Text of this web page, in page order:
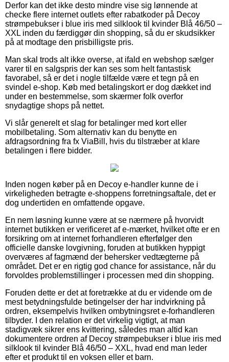
Derfor kan det ikke desto mindre vise sig lønnende at
checke flere internet outlets efter rabatkoder på Decoy
strømpebukser i blue iris med silklook til kvinder Blå 46/50 –
XXL inden du færdiggør din shopping, så du er skudsikker
på at modtage den prisbilligste pris.
Man skal trods alt ikke overse, at ifald en webshop sælger
varer til en salgspris der kan ses som helt fantastisk
favorabel, så er det i nogle tilfælde være et tegn på en
svindel e-shop. Køb med betalingskort er dog dækket ind
under en bestemmelse, som skærmer folk overfor
snydagtige shops på nettet.
Vi slår generelt et slag for betalinger med kort eller
mobilbetaling. Som alternativ kan du benytte en
afdragsordning fra fx ViaBill, hvis du tilstræber at klare
betalingen i flere bidder.
Inden nogen køber på en Decoy e-handler kunne de i
virkeligheden betragte e-shoppens forretningsaftale, det er
dog undertiden en omfattende opgave.
En nem løsning kunne være at se nærmere på hvorvidt
internet butikken er verificeret af e-mærket, hvilket ofte er en
forsikring om at internet forhandleren efterfølger den
officielle danske lovgivning, foruden at butikken hyppigt
overværes af fagmænd der behersker vedtægterne på
området. Det er en rigtig god chance for assistance, når du
forvoldes problemstillinger i processen med din shopping.
Foruden dette er det at foretrække at du er vidende om de
mest betydningsfulde betingelser der har indvirkning på
ordren, eksempelvis hvilken ombytningsret e-forhandleren
tilbyder. I den relation er det virkelig vigtigt, at man
stadigvæk sikrer ens kvittering, således man altid kan
dokumentere ordren af Decoy strømpebukser i blue iris med
silklook til kvinder Blå 46/50 – XXL, hvad end man leder
efter et produkt til en voksen eller et barn.